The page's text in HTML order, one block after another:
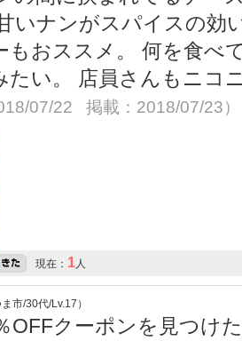
いナンがスパイスの効
もおススメ。 何を食べ
たい。 店員さんもニコ
07/22 掲載：2018/07/23）
現在： 1人
市/30代/Lv.17）
OFFクーポンを見つけ